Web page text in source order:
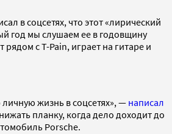
в соцсетях, что этот «лирический
год мы слушаем ее в годовщину
с T-Pain, играет на гитаре и
жизнь в соцсетях», — написал
планку, когда дело доходит до
Porsche.